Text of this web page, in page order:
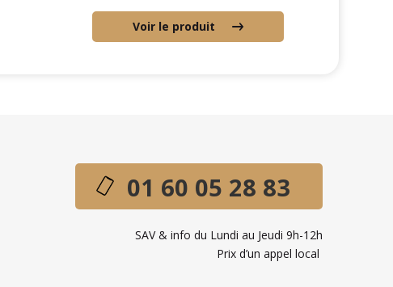
Voir le produit
01 60 05 28 83
SAV & info du Lundi au Jeudi 9h-12h
Prix d’un appel local